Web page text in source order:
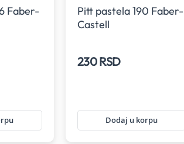
Faber-
Pitt pastela 190 Faber-
Castell
230 RSD
Dodaj u korpu